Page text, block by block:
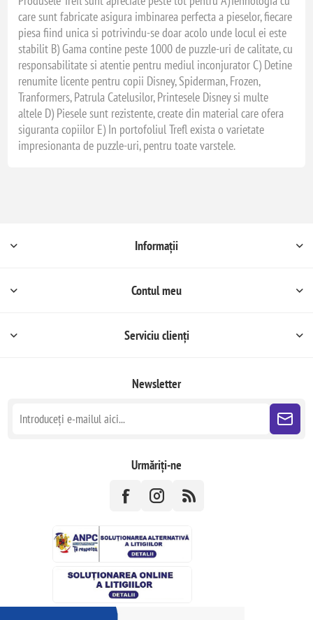
care sunt fabricate asigura imbinarea perfecta a pieselor, fiecare
piesa fiind unica si potrivindu-se doar acolo unde locul ei este
stabilit B) Gama contine peste 1000 de puzzle-uri de calitate, cu
responsabilitate si atentie pentru mediul inconjurator C) Detine
renumite licente pentru copii Disney, Spiderman, Frozen,
Tranformers, Patrula Catelusilor, Printesele Disney si multe
altele D) Piesele sunt rezistente, create din material care ofera
siguranta copiilor E) In portofoliul Trefl exista o varietate
impresionanta de puzzle-uri, pentru toate varstele.
Informații
Contul meu
Serviciu clienți
Newsletter
Urmăriți-ne